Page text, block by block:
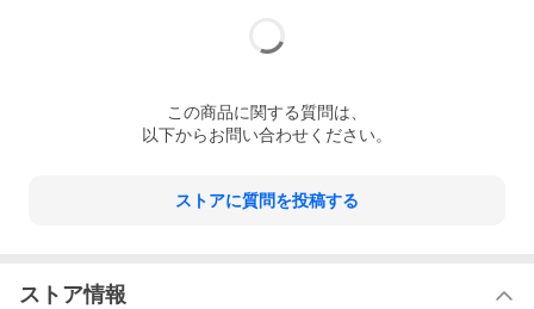
この商品に関する質問は、
以下からお問い合わせください。
ストアに質問を投稿する
ストア情報